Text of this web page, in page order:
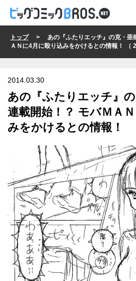
トップ> あの『ふたりエッチ』の克・亜樹
ＡＮに4月に殴り込みをかけるとの情報！ （
2014.03.30
あの『ふたりエッチ』
連載開始！？ モバＭＡ
みをかけるとの情報！